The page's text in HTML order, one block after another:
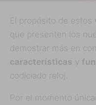
El propósito de estos
que presenten los
demostrar más en
características y
codiciado reloj.
Por el momento